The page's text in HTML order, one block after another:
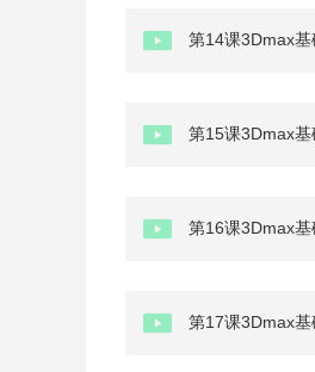
第14课3Dmax基
第15课3Dmax
第16课3Dmax
第17课3Dmax